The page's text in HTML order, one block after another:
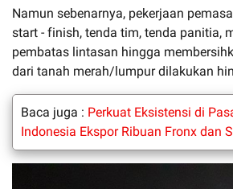
Namun sebenarnya, pekerjaan
start - finish, tenda tim, tenda panitia,
pembatas lintasan hingga
dari tanah merah/lumpur dilakukan
Baca juga : Perkuat Eksistensi di
Indonesia Ekspor Ribuan Fronx dan